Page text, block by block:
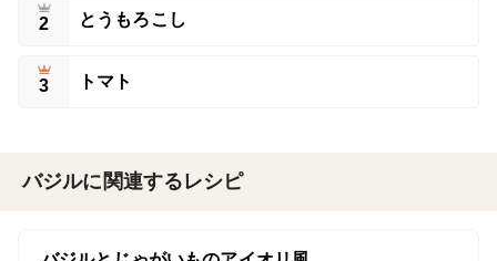
2 とうもろこし
3 トマト
バジルに関連するレシピ